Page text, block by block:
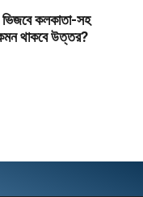
কলকাতা-সহ
থাকবে উত্তর?